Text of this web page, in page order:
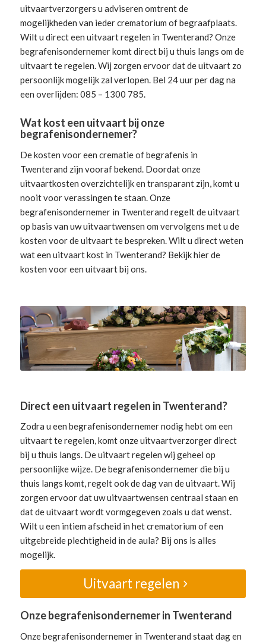
uitvaartverzorgers u adviseren omtrent de
mogelijkheden van ieder crematorium of begraafplaats.
Wilt u direct een uitvaart regelen in Twenterand? Onze
begrafenisondernemer komt direct bij u thuis langs om de
uitvaart te regelen. Wij zorgen ervoor dat de uitvaart zo
persoonlijk mogelijk zal verlopen. Bel 24 uur per dag na
een overlijden: 085 – 1300 785.
Wat kost een uitvaart bij onze
begrafenisondernemer?
De kosten voor een crematie of begrafenis in
Twenterand zijn vooraf bekend. Doordat onze
uitvaartkosten overzichtelijk en transparant zijn, komt u
nooit voor verassingen te staan. Onze
begrafenisondernemer in Twenterand regelt de uitvaart
op basis van uw uitvaartwensen om vervolgens met u de
kosten voor de uitvaart te bespreken. Wilt u direct weten
wat een uitvaart kost in Twenterand? Bekijk hier de
kosten voor een uitvaartbij ons.
Direct een uitvaart regelen in Twenterand?
Zodra u een begrafenisondernemer nodig hebt om een
uitvaart te regelen, komt onze uitvaartverzorger direct
bij u thuis langs. De uitvaart regelen wij geheel op
persoonlijke wijze. De begrafenisondernemer die bij u
thuis langs komt, regelt ook de dag van de uitvaart. Wij
zorgen ervoor dat uw uitvaartwensen centraal staan en
dat de uitvaart wordt vormgegeven zoals u dat wenst.
Wilt u een intiem afscheid in het crematorium of een
uitgebreide plechtigheid in de aula? Bij ons is alles
mogelijk.
Uitvaart regelen
Onze begrafenisondernemer in Twenterand
Onze begrafenisondernemer in Twenterand staat dag en